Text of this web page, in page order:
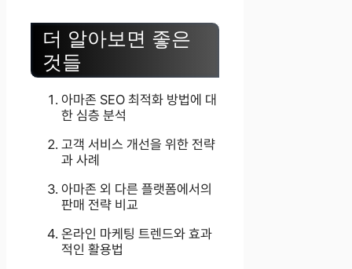
더 알아보면 좋은
것들
아마존 SEO 최적화 방법에 대
한 심층 분석
고객 서비스 개선을 위한 전략
과 사례
아마존 외 다른 플랫폼에서의
판매 전략 비교
온라인 마케팅 트렌드와 효과
적인 활용법